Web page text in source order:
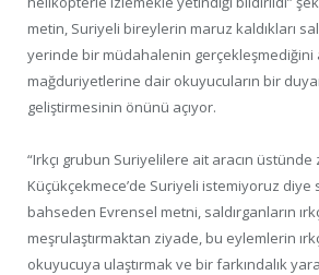
metin, Suriyeli bireylerin maruz kaldıkları
yerinde bir müdahalenin gerçekleşmediğini
mağduriyetlerine dair okuyucuların bir
geliştirmesinin önünü açıyor.
“Irkçı grubun Suriyelilere ait aracın üstünde
Küçükçekmece’de Suriyeli istemiyoruz diye
bahseden Evrensel metni, saldırganların
meşrulaştırmaktan ziyade, bu eylemlerin
okuyucuya ulaştırmak ve bir farkındalık